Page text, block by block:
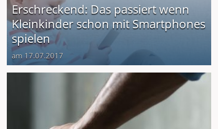
Erschreckend: Das passiert wenn
Kleinkinder schon mit Smartphones
spielen
am 17.07.2017